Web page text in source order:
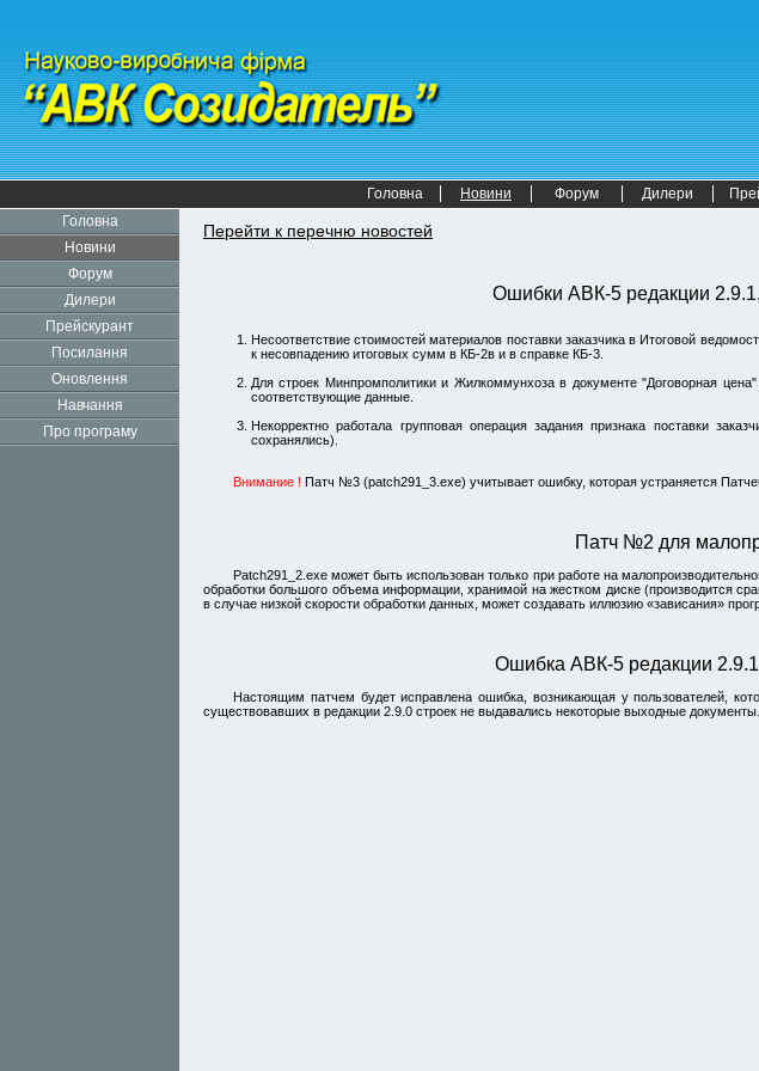
Головна Новини Форум Дилери
Головна
Новини
Форум
Дилери
Прейскурант
Посилання
Оновлення
Навчання
Про програму
Перейти к перечню новостей
Ошибки АВК-5 редакции 2.9.1,
Несоответствие стоимостей материалов поставки заказчика в Итоговой
к несовпадению итоговых сумм в КБ-2в и в справке КБ-3.
Для строек Минпромполитики и Жилкоммунхоза в документе "Договорная
соответствующие данные.
Некорректно работала групповая операция задания признака поставки
сохранялись).
Внимание ! Патч №3 (patch291_3.exe) учитывает ошибку, которая устраняется
Патч №2 для
Patch291_2.exe может быть использован только при работе на
обработки большого объема информации, хранимой на жестком диске (производится
в случае низкой скорости обработки данных, может создавать иллюзию «зависания»
Ошибка АВК-5 редакции
Настоящим патчем будет исправлена ошибка, возникающая у пользователей,
существовавших в редакции 2.9.0 строек не выдавались некоторые выходные документы.